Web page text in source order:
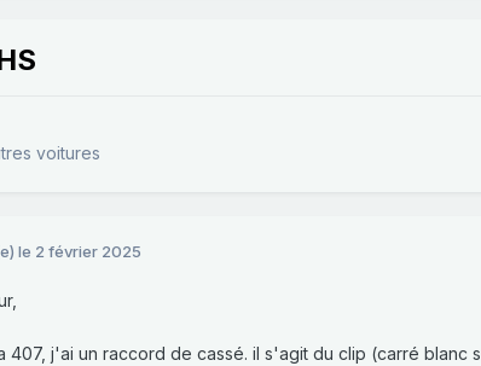
voitures
le 2 février 2025
407, j'ai un raccord de cassé. il s'agit du clip (carré